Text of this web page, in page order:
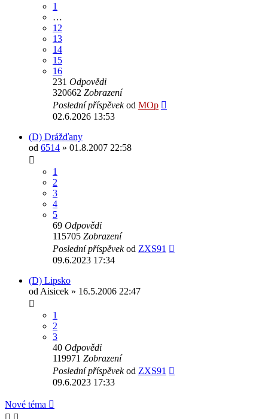
1
…
12
13
14
15
16
231 Odpovědi
320662 Zobrazení
Poslední příspěvekod MOp
02.6.2026 13:53
(D) Drážďany
od 6514 » 01.8.2007 22:58
1
2
3
4
5
69 Odpovědi
115705 Zobrazení
Poslední příspěvekod ZXS91
09.6.2023 17:34
(D) Lipsko
od Aisicek » 16.5.2006 22:47
1
2
3
40 Odpovědi
119971 Zobrazení
Poslední příspěvekod ZXS91
09.6.2023 17:33
Nové téma